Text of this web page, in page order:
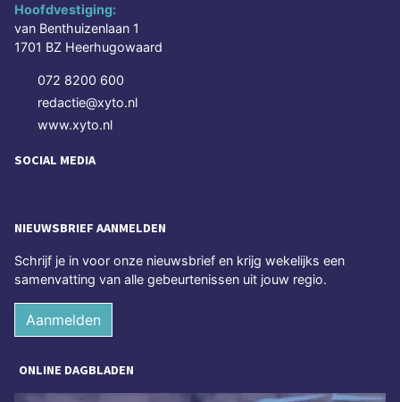
Hoofdvestiging:
van Benthuizenlaan 1
1701 BZ Heerhugowaard
072 8200 600
redactie@xyto.nl
www.xyto.nl
SOCIAL MEDIA
NIEUWSBRIEF AANMELDEN
Schrijf je in voor onze nieuwsbrief en krijg wekelijks een
samenvatting van alle gebeurtenissen uit jouw regio.
Aanmelden
ONLINE DAGBLADEN